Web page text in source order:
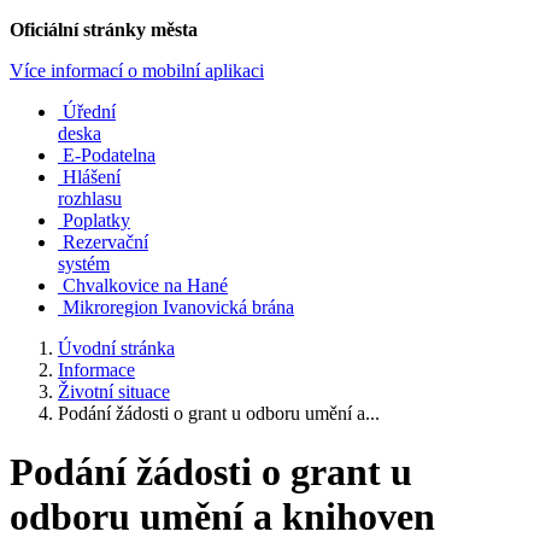
Oficiální stránky města
Více informací o mobilní aplikaci
Úřední
deska
E-Podatelna
Hlášení
rozhlasu
Poplatky
Rezervační
systém
Chvalkovice na Hané
Mikroregion Ivanovická brána
Úvodní stránka
Informace
Životní situace
Podání žádosti o grant u odboru umění a...
Podání žádosti o grant u
odboru umění a knihoven